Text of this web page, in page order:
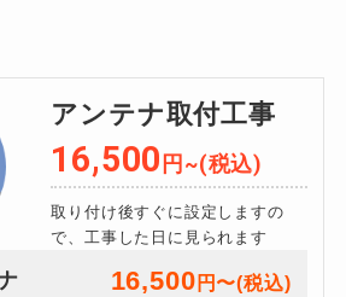
アンテナ取付工事
16,500 円~(税込)
取り付け後すぐに設定しますの
で、工事した日に見られます
16,500 円〜(税込)